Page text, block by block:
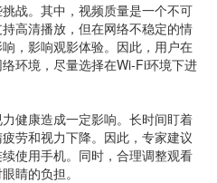
战。其中，视频质量是一个不可
高清播放，但在网络不稳定的情
，影响观影体验。因此，用户在
环境，尽量选择在Wi-Fi环境下进
健康造成一定影响。长时间盯着
劳和视力下降。因此，专家建议
使用手机。同时，合理调整观看
睛的负担。